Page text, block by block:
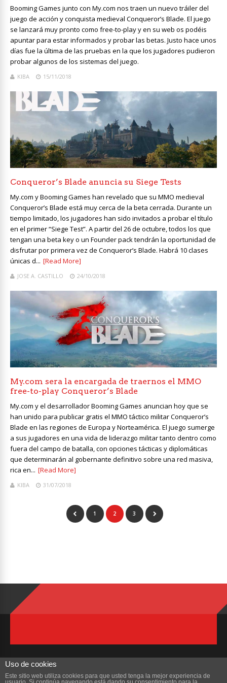
Booming Games junto con My.com nos traen un nuevo tráiler del
juego de acción y conquista medieval Conqueror’s Blade. El juego
se lanzará muy pronto como free-to-play y en su web os podéis
apuntar para estar informados y probar las betas. Justo hace unos
días fue la última de las pruebas en la que los jugadores pudieron
probar algunos de los sistemas del juego.
KIBA 15/11/2018
Conqueror’s Blade anuncia su Siege Tests
My.com y Booming Games han revelado que su MMO medieval
Conqueror’s Blade está muy cerca de la beta cerrada. Durante un
tiempo limitado, los jugadores han sido invitados a probar el título
en el primer “Siege Test”. A partir del 26 de octubre, todos los que
tengan una beta key o un Founder pack tendrán la oportunidad de
disfrutar por primera vez de Conqueror’s Blade. Habrá 10 clases
únicas d... [Read More]
JOSE A. CASTILLO 24/10/2018
My.com sera la encargada de traernos el MMO
free-to-play Conqueror’s Blade
My.com y el desarrollador Booming Games anuncian hoy que se
han unido para publicar gratis el MMO táctico militar Conqueror’s
Blade en las regiones de Europa y Norteamérica. El juego sumerge
a sus jugadores en una vida de liderazgo militar tanto dentro como
fuera del campo de batalla, con opciones tácticas y diplomáticas
que determinarán al gobernante definitivo sobre una red masiva,
rica en... [Read More]
KIBA 31/07/2018
1 2 3
Uso de cookies
Este sitio web utiliza cookies para que usted tenga la mejor experiencia de